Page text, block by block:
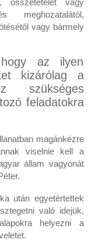
meghozatalától,
vagy bármely
az ilyen
kizárólag a
szükséges
feladatokra
magánkézre
viselnie kell a
állam vagyonát
után egyetértettek
való idejük,
helyezni a